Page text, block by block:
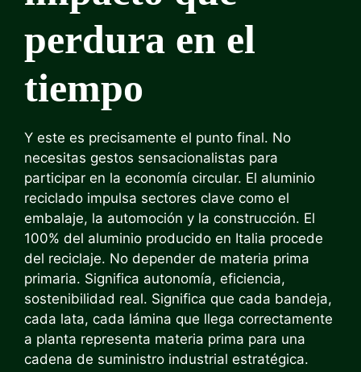
perdura en el
tiempo
Y este es precisamente el punto final. No
necesitas gestos sensacionalistas para
participar en la economía circular. El aluminio
reciclado impulsa sectores clave como el
embalaje, la automoción y la construcción. El
100% del aluminio producido en Italia procede
del reciclaje. No depender de materia prima
primaria. Significa autonomía, eficiencia,
sostenibilidad real. Significa que cada bandeja,
cada lata, cada lámina que llega correctamente
a planta representa materia prima para una
cadena de suministro industrial estratégica.